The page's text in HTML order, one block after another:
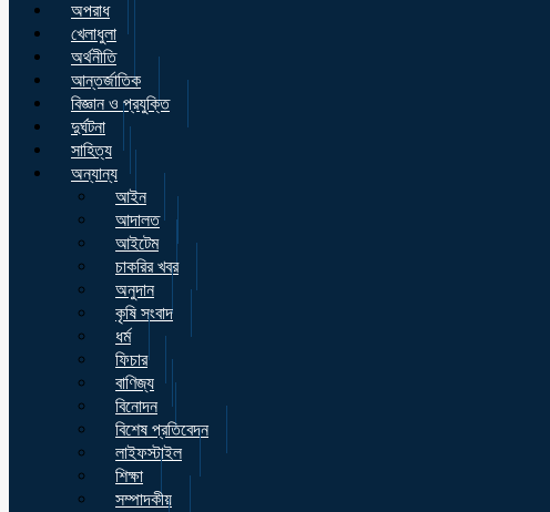
অপরাধ
খেলাধুলা
অর্থনীতি
আন্তর্জাতিক
বিজ্ঞান ও প্রযুক্তি
দুর্ঘটনা
সাহিত্য
অন্যান্য
আইন
আদালত
আইটেম
চাকরির খবর
অনুদান
কৃষি সংবাদ
ধর্ম
ফিচার
বাণিজ্য
বিনোদন
বিশেষ প্রতিবেদন
লাইফস্টাইল
শিক্ষা
সম্পাদকীয়